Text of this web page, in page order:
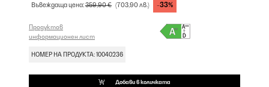
Въвеждаща цена:359,90 € (703,90 лв.) -33%
Продуктов
информационен лист
НОМЕР НА ПРОДУКТА: 10040236
Добави в количката